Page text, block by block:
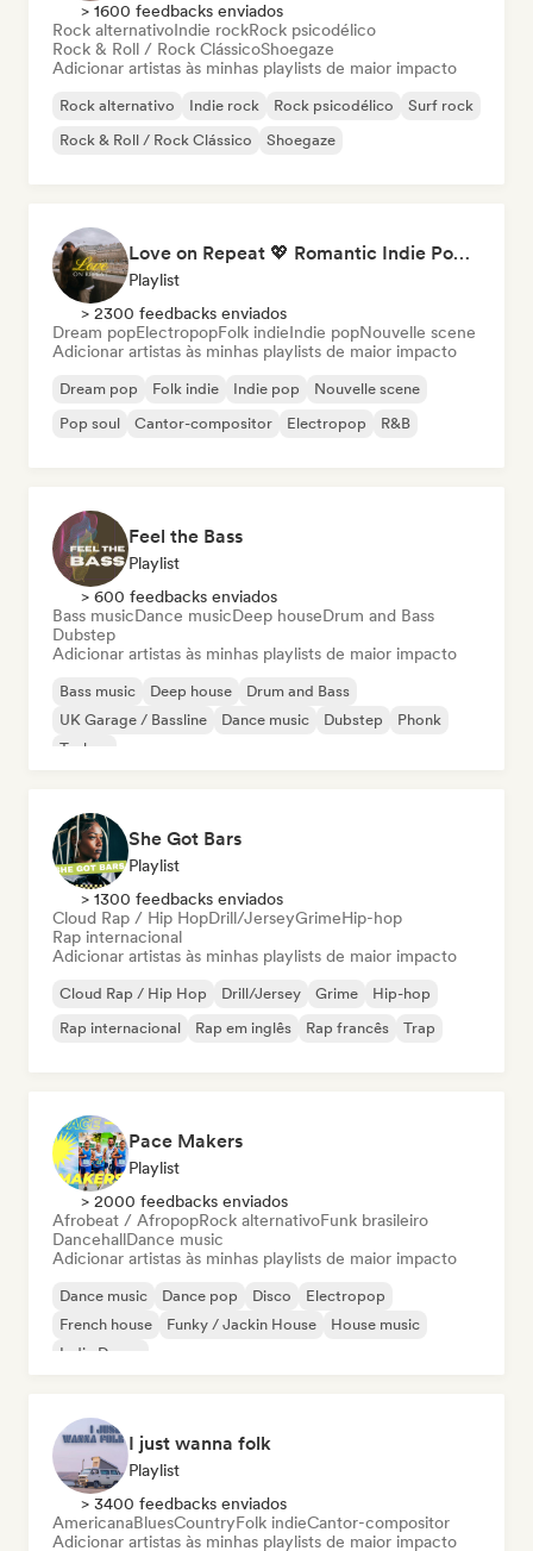
> 1600 feedbacks enviados
Rock alternativoIndie rockRock psicodélico
Rock & Roll / Rock ClássicoShoegaze
Adicionar artistas às minhas playlists de maior impacto
Rock alternativo Indie rock Rock psicodélico
Surf rock
Rock & Roll / Rock Clássico
Shoegaze
Love on Repeat 💖 Romantic Indie Pop, Neo Soul & Singer-Songwriter
Playlist
> 2300 feedbacks enviados
Dream popElectropopFolk indieIndie popNouvelle scene
Adicionar artistas às minhas playlists de maior impacto
Dream pop Folk indie Indie pop
Nouvelle scene
Pop soul
Cantor-compositor Electropop R&B
Feel the Bass
Playlist
> 600 feedbacks enviados
Bass musicDance musicDeep houseDrum and Bass
Dubstep
Adicionar artistas às minhas playlists de maior impacto
Bass music Deep house
Drum and Bass
UK Garage / Bassline
Dance music Dubstep
Phonk
Techno
She Got Bars
Playlist
> 1300 feedbacks enviados
Cloud Rap / Hip HopDrill/JerseyGrimeHip-hop
Rap internacional
Adicionar artistas às minhas playlists de maior impacto
Cloud Rap / Hip Hop Drill/Jersey Grime
Hip-hop
Rap internacional
Rap em inglês Rap francês Trap
Pace Makers
Playlist
> 2000 feedbacks enviados
Afrobeat / AfropopRock alternativoFunk brasileiro
DancehallDance music
Adicionar artistas às minhas playlists de maior impacto
Dance music Dance pop Disco
Electropop
French house
Funky / Jackin House
House music
Indie Dance
I just wanna folk
Playlist
> 3400 feedbacks enviados
AmericanaBluesCountryFolk indieCantor-compositor
Adicionar artistas às minhas playlists de maior impacto